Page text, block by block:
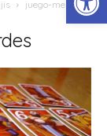
juego-mesa-